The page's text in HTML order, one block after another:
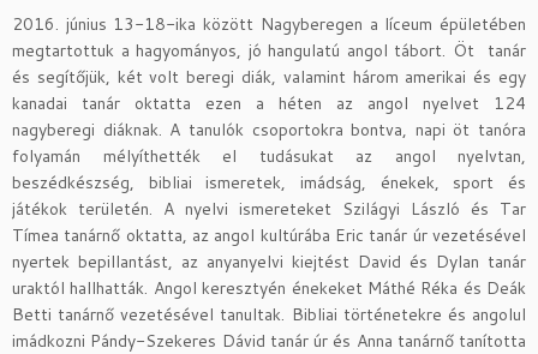
2016. június 13-18-ika között Nagyberegen a líceum épületében
megtartottuk a hagyományos, jó hangulatú angol tábort. Öt tanár
és segítőjük, két volt beregi diák, valamint három amerikai és egy
kanadai tanár oktatta ezen a héten az angol nyelvet 124
nagyberegi diáknak. A tanulók csoportokra bontva, napi öt tanóra
folyamán mélyíthették el tudásukat az angol nyelvtan,
beszédkészség, bibliai ismeretek, imádság, énekek, sport és
játékok területén. A nyelvi ismereteket Szilágyi László és Tar
Tímea tanárnő oktatta, az angol kultúrába Eric tanár úr vezetésével
nyertek bepillantást, az anyanyelvi kiejtést David és Dylan tanár
uraktól hallhatták. Angol keresztyén énekeket Máthé Réka és Deák
Betti tanárnő vezetésével tanultak. Bibliai történetekre és angolul
imádkozni Pándy-Szekeres Dávid tanár úr és Anna tanárnő tanította